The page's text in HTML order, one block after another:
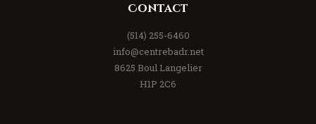
Contact
(514) 255-6460
info@centrebadr.net
8625 Boul Langelier
H1P 2C6